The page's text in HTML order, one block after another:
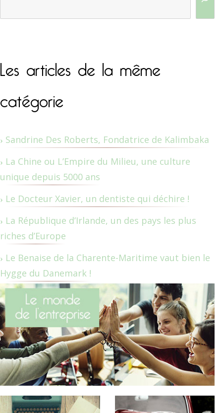
Les articles de la même
catégorie
Sandrine Des Roberts, Fondatrice de Kalimbaka
La Chine ou L’Empire du Milieu, une culture
unique depuis 5000 ans
Le Docteur Xavier, un dentiste qui déchire !
La République d’Irlande, un des pays les plus
riches d’Europe
Le Benaise de la Charente-Maritime vaut bien le
Hygge du Danemark !